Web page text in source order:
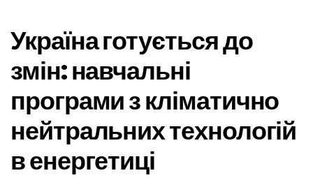
Україна готується до
змін: навчальні
програми з кліматично
нейтральних технологій
в енергетиці